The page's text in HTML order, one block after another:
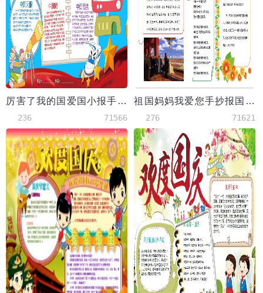
厉害了我的国爱国小报手抄报Word模板
236 71566
祖国妈妈我爱您手抄报国庆小报模板
276 71621